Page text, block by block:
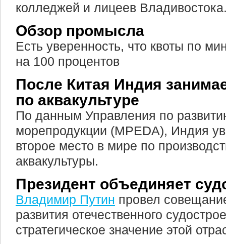
колледжей и лицеев
Обзор промысла
Есть уверенность, что квоты по
на 100 процентов
После Китая Индия
по аквакультуре
По данным Управления по
морепродукции (MPEDA), Индия
второе место в мире по
аквакультуры.
Президент объединяет
Владимир Путин провел
развития отечественного
стратегическое значение этой